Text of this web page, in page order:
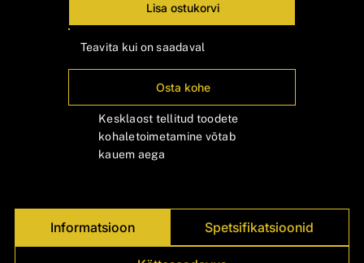
Lisa ostukorvi
Teavita kui on saadaval
Osta kohe
Kesklaost tellitud toodete
kohaletoimetamine võtab
kauem aega
Informatsioon Spetsifikatsioonid